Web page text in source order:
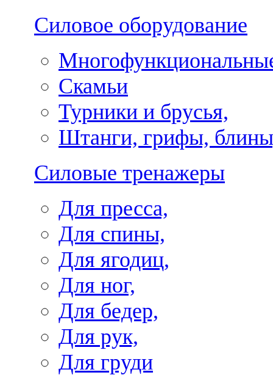
Силовое оборудование
Скамьи
Турники и брусья,
Штанги, грифы,
Силовые тренажеры
Для пресса,
Для спины,
Для ягодиц,
Для ног,
Для бедер,
Для рук,
Для груди